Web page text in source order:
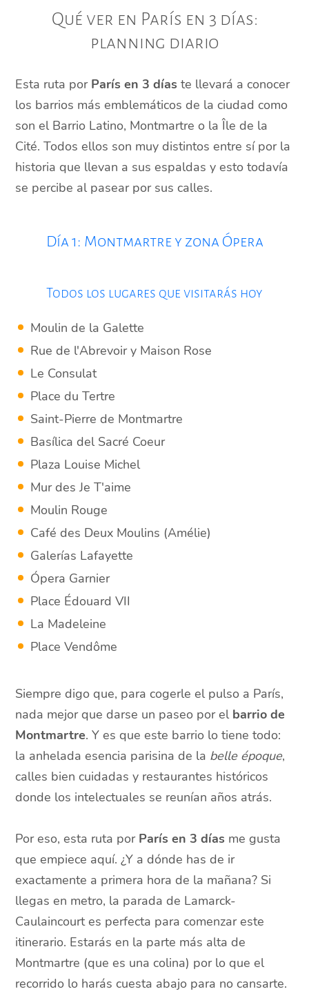
Qué ver en París en 3 días:
planning diario
Esta ruta por París en 3 días te llevará a conocer
los barrios más emblemáticos de la ciudad como
son el Barrio Latino, Montmartre o la Île de la
Cité. Todos ellos son muy distintos entre sí por la
historia que llevan a sus espaldas y esto todavía
se percibe al pasear por sus calles.
Día 1: Montmartre y zona Ópera
Todos los lugares que visitarás hoy
Moulin de la Galette
Rue de l'Abrevoir y Maison Rose
Le Consulat
Place du Tertre
Saint-Pierre de Montmartre
Basílica del Sacré Coeur
Plaza Louise Michel
Mur des Je T'aime
Moulin Rouge
Café des Deux Moulins (Amélie)
Galerías Lafayette
Ópera Garnier
Place Édouard VII
La Madeleine
Place Vendôme
Siempre digo que, para cogerle el pulso a París,
nada mejor que darse un paseo por el barrio de
Montmartre. Y es que este barrio lo tiene todo:
la anhelada esencia parisina de la belle époque,
calles bien cuidadas y restaurantes históricos
donde los intelectuales se reunían años atrás.
Por eso, esta ruta por París en 3 días me gusta
que empiece aquí. ¿Y a dónde has de ir
exactamente a primera hora de la mañana? Si
llegas en metro, la parada de Lamarck-
Caulaincourt es perfecta para comenzar este
itinerario. Estarás en la parte más alta de
Montmartre (que es una colina) por lo que el
recorrido lo harás cuesta abajo para no cansarte.